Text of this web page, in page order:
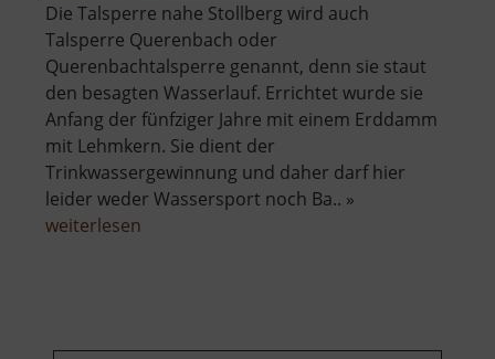
Die Talsperre nahe Stollberg wird auch
Talsperre Querenbach oder
Querenbachtalsperre genannt, denn sie staut
den besagten Wasserlauf. Errichtet wurde sie
Anfang der fünfziger Jahre mit einem Erddamm
mit Lehmkern. Sie dient der
Trinkwassergewinnung und daher darf hier
leider weder Wassersport noch Ba.. »
weiterlesen